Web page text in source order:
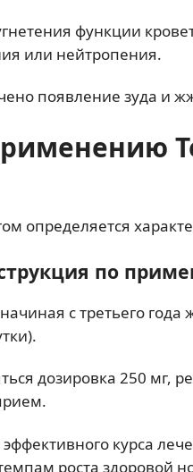
функции
или нейтропения.
появление зуда и
определяется
по
с третьего
дозировка 250 мг,
эффективного курса
роста здоровой